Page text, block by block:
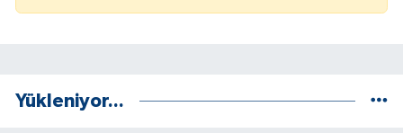
Yükleniyor...